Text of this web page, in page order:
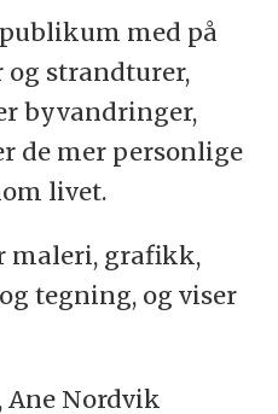
med på
strandturer,
byvandringer,
de mer personlige
livet.
maleri, grafikk,
tegning, og viser
Nordvik